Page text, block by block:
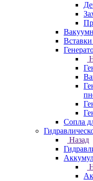
Вставки
Сопла
Назад